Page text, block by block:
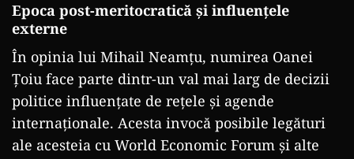
Epoca post-meritocratică și influențele
externe
În opinia lui Mihail Neamțu, numirea Oanei
Țoiu face parte dintr-un val mai larg de decizii
politice influențate de rețele și agende
internaționale. Acesta invocă posibile legături
ale acesteia cu World Economic Forum și alte